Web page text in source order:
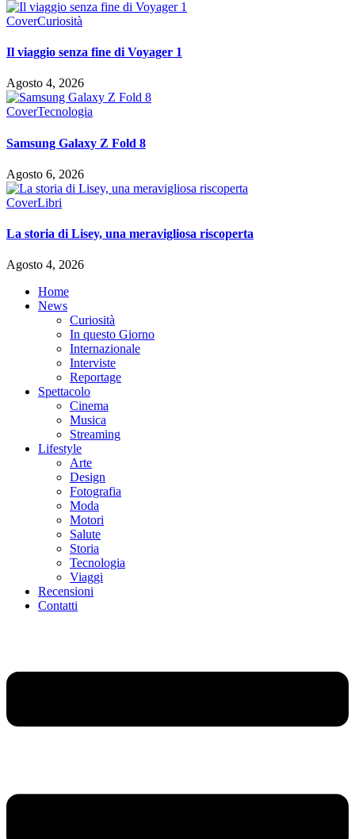
CoverCuriosità
Il viaggio senza fine di Voyager 1
Agosto 4, 2026
CoverTecnologia
Samsung Galaxy Z Fold 8
Agosto 6, 2026
CoverLibri
La storia di Lisey, una meravigliosa riscoperta
Agosto 4, 2026
Home
News
Curiosità
In questo Giorno
Internazionale
Interviste
Reportage
Spettacolo
Cinema
Musica
Streaming
Lifestyle
Arte
Design
Fotografia
Moda
Motori
Salute
Storia
Tecnologia
Viaggi
Recensioni
Contatti